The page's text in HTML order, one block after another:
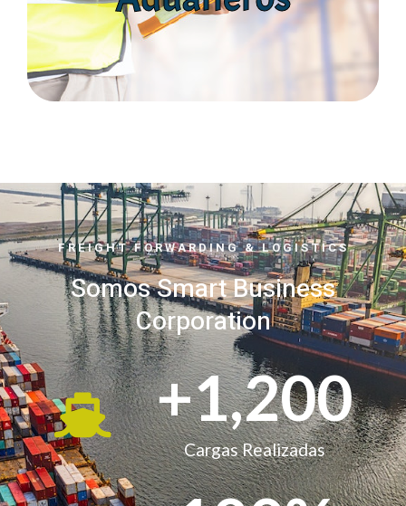
Trámites
FREIGHT FORWARDING & LOGISTICS
Somos Smart Business
Corporation
Cargas Realizadas
+1,200